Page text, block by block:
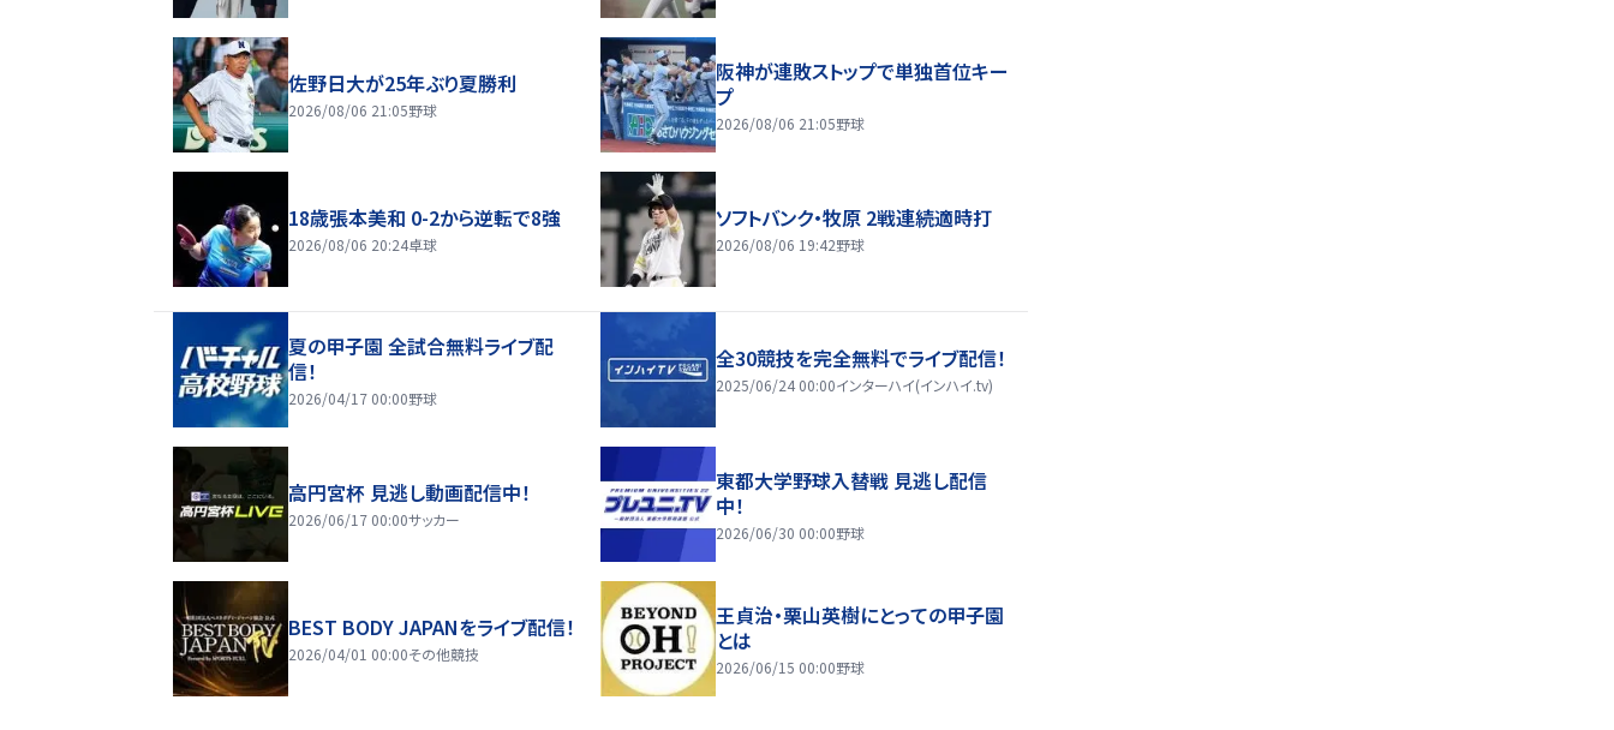
佐野日大が25年ぶり夏勝利
2026/08/06 21:05野球
阪神が連敗ストップで単独首位キー
プ
2026/08/06 21:05野球
18歳張本美和 0-2から逆転で8強
2026/08/06 20:24卓球
ソフトバンク・牧原 2戦連続適時打
2026/08/06 19:42野球
夏の甲子園 全試合無料ライブ配
信！
2026/04/17 00:00野球
全30競技を完全無料でライブ配信！
2025/06/24 00:00インターハイ(インハイ.tv)
高円宮杯 見逃し動画配信中！
2026/06/17 00:00サッカー
東都大学野球入替戦 見逃し配信
中！
2026/06/30 00:00野球
BEST BODY JAPANをライブ配信！
2026/04/01 00:00その他競技
王貞治・栗山英樹にとっての甲子園
とは
2026/06/15 00:00野球